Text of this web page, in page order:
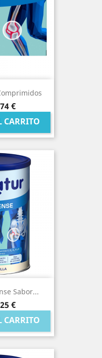
€
CARRITO
Sabor...
€
CARRITO